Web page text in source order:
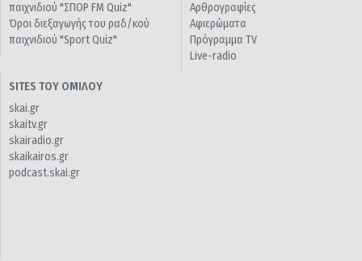
παιχνιδιού "ΣΠΟΡ FM Quiz"
Όροι διεξαγωγής του ραδ/κού
παιχνιδιού "Sport Quiz"
Αρθρογραφίες
Αφιερώματα
Πρόγραμμα TV
Live-radio
SITES ΤΟΥ ΟΜΙΛΟΥ
skai.gr
skaitv.gr
skairadio.gr
skaikairos.gr
podcast.skai.gr